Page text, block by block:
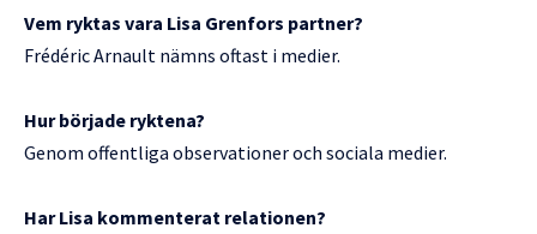
Vem ryktas vara Lisa Grenfors partner?
Frédéric Arnault nämns oftast i medier.
Hur började ryktena?
Genom offentliga observationer och sociala medier.
Har Lisa kommenterat relationen?